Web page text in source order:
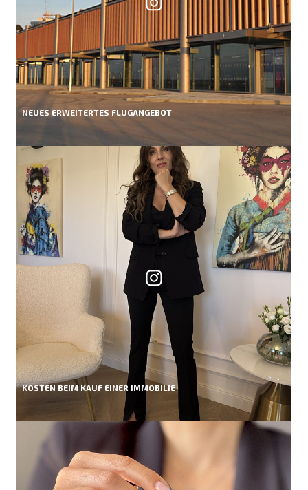
NEUES ERWEITERTES FLUGANGEBOT
KOSTEN BEIM KAUF EINER IMMOBILIE